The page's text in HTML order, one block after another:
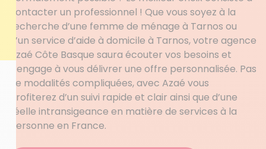
contacter un professionnel ! Que vous soyez à la
recherche d’une femme de ménage à Tarnos ou
d’un service d’aide à domicile à Tarnos, votre agence
Azaé Côte Basque saura écouter vos besoins et
s’engage à vous délivrer une offre personnalisée. Pas
de modalités compliquées, avec Azaé vous
profiterez d’un suivi rapide et clair ainsi que d’une
réelle intransigeance en matière de services à la
personne en France.